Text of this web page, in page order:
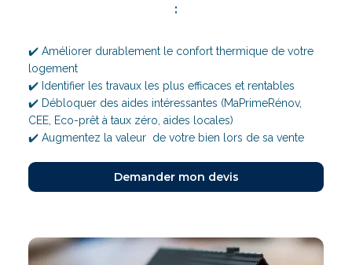
:
✔️ Améliorer durablement le confort thermique de votre
logement
✔️ Identifier les travaux les plus efficaces et rentables
✔️ Débloquer des aides intéressantes (MaPrimeRénov,
CEE, Eco-prêt à taux zéro, aides locales)
✔️ Augmentez la valeur de votre bien lors de sa vente
Demander mon devis